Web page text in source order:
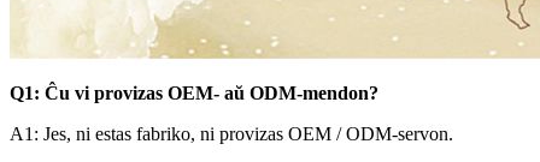
Q1: Ĉu vi provizas OEM- aŭ ODM-mendon?
A1: Jes, ni estas fabriko, ni provizas OEM / ODM-servon.